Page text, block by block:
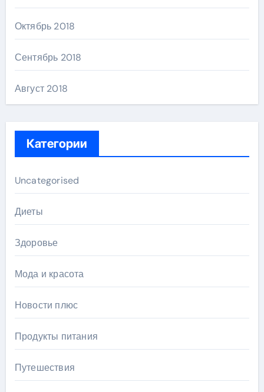
Октябрь 2018
Сентябрь 2018
Август 2018
Категории
Uncategorised
Диеты
Здоровье
Мода и красота
Новости плюс
Продукты питания
Путешествия